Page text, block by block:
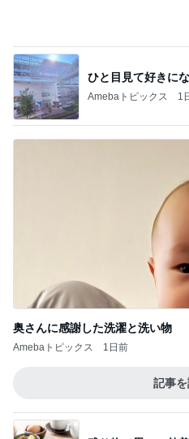
ひと目見て好きに
Amebaトピックス 1
奥さんに感謝した洗濯と洗い物
Amebaトピックス 1日前
記事